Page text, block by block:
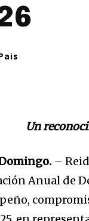
Un
–
Anual de